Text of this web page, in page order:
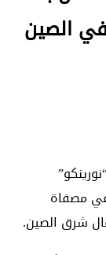
الصين
في مصفاة
شرق الصين.